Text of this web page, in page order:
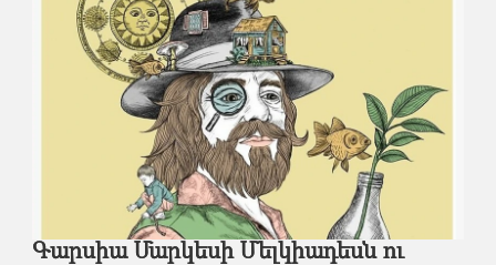
Գարսիա Մարկեսի Մելկիադեսն ու